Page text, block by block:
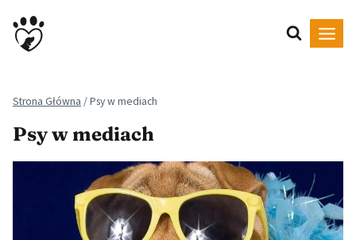
treści
Strona Główna /Psy w mediach
Psy w mediach